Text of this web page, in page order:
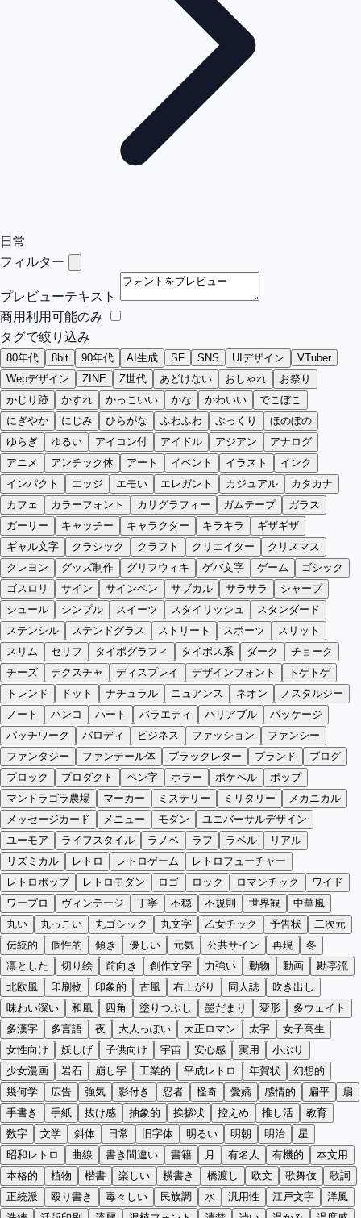
日常
フィルター
プレビューテキスト
商用利用可能のみ
タグで絞り込み
80年代 8bit 90年代 AI生成 SF SNS UIデザイン
VTuber
Webデザイン
ZINE Z世代 あどけない おしゃれ
お祭り
かじり跡
かすれ かっこいい かな かわいい
でこぼこ
にぎやか
にじみ ひらがな ふわふわ ぷっくり
ほのぼの
ゆらぎ
ゆるい アイコン付 アイドル アジアン
アナログ
アニメ
アンチック体 アート イベント イラスト
インク
インパクト
エッジ エモい エレガント カジュアル
カタカナ
カフェ
カラーフォント カリグラフィー ガムテープ
ガラス
ガーリー
キャッチー キャラクター キラキラ
ギザギザ
ギャル文字
クラシック クラフト クリエイター
クリスマス
クレヨン
グッズ制作 グリフウィキ ゲバ文字 ゲーム
ゴシック
ゴスロリ
サイン サインペン サブカル サラサラ
シャープ
シュール
シンプル スイーツ スタイリッシュ
スタンダード
ステンシル
ステンドグラス ストリート スポーツ
スリット
スリム
セリフ タイポグラフィ タイポス系 ダーク
チョーク
チーズ
テクスチャ ディスプレイ デザインフォント
トゲトゲ
トレンド
ドット ナチュラル ニュアンス ネオン
ノスタルジー
ノート
ハンコ ハート バラエティ バリアブル
パッケージ
パッチワーク
パロディ ビジネス ファッション
ファンシー
ファンタジー
ファンテール体 ブラックレター ブランド
ブログ
ブロック
プロダクト ペン字 ホラー ポケベル
ポップ
マンドラゴラ農場
マーカー ミステリー ミリタリー
メカニカル
メッセージカード
メニュー モダン
ユニバーサルデザイン
ユーモア
ライフスタイル ラノベ ラフ ラベル
リアル
リズミカル
レトロ レトロゲーム
レトロフューチャー
レトロポップ
レトロモダン ロゴ ロック ロマンチック
ワイド
ワープロ
ヴィンテージ 丁寧 不穏 不規則 世界観
中華風
丸い
丸っこい 丸ゴシック 丸文字 乙女チック 予告状
二次元
伝統的
個性的 傾き 優しい 元気 公共サイン 再現
冬
凛とした
切り絵 前向き 創作文字 力強い 動物 動画
勘亭流
北欧風
印刷物 印象的 古風 右上がり 同人誌
吹き出し
味わい深い
和風 四角 塗りつぶし 墨だまり 変形
多ウェイト
多漢字
多言語 夜 大人っぽい 大正ロマン 太字
女子高生
女性向け
妖しげ 子供向け 宇宙 安心感 実用
小ぶり
少女漫画
岩石 崩し字 工業的 平成レトロ 年賀状
幻想的
幾何学
広告 強気 影付き 忍者 怪奇 愛嬌 感情的 扁平
扇
手書き
手紙 抜け感 抽象的 挨拶状 控えめ 推し活
教育
数字
文学 斜体 日常 旧字体 明るい 明朝 明治
星
昭和レトロ
曲線 書き間違い 書籍 月 有名人 有機的
本文用
本格的
植物 楷書 楽しい 横書き 橋渡し 欧文 歌舞伎
歌詞
正統派
殴り書き 毒々しい 民族調 水 汎用性 江戸文字
洋風